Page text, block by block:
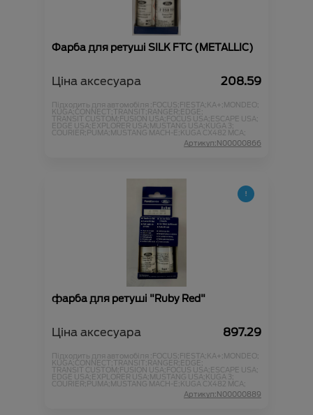
Фарба для ретуші SILK FTC (METALLIC)
Ціна аксесуара 208.59
Підходить для автомобіля :FOCUS;FIESTA;KA+;MONDEO;
KUGA;CONNECT;TRANSIT;RANGER;EDGE;
TRANSIT CUSTOM;FUSION USA;FOCUS USA;ESCAPE USA;
EDGE USA;EXPLORER USA;MUSTANG USA;KUGA 3;
COURIER;PUMA;MUSTANG MACH-E;KUGA CX482 MCA;
Артикул:N00000866
фарба для ретуші "Ruby Red"
Ціна аксесуара 897.29
Підходить для автомобіля :FOCUS;FIESTA;KA+;MONDEO;
KUGA;CONNECT;TRANSIT;RANGER;EDGE;
TRANSIT CUSTOM;FUSION USA;FOCUS USA;ESCAPE USA;
EDGE USA;EXPLORER USA;MUSTANG USA;KUGA 3;
COURIER;PUMA;MUSTANG MACH-E;KUGA CX482 MCA;
Артикул:N00000889